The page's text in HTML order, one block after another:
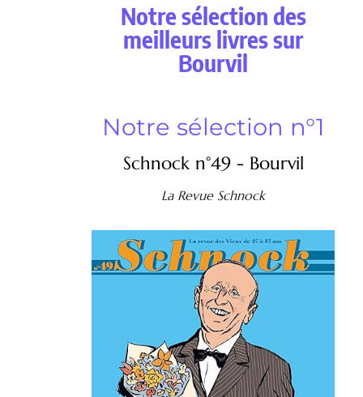
Notre sélection des
meilleurs livres sur
Bourvil
Notre sélection n°1
Schnock n°49 - Bourvil
La Revue Schnock